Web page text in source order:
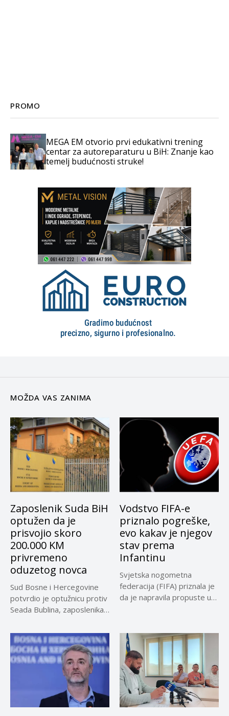
PROMO
MEGA EM otvorio prvi edukativni trening
centar za autoreparaturu u BiH: Znanje kao
temelj budućnosti struke!
MOŽDA VAS ZANIMA
Zaposlenik Suda BiH
optužen da je
prisvojio skoro
200.000 KM
privremeno
oduzetog novca
Sud Bosne i Hercegovine
potvrdio je optužnicu protiv
Seada Bublina, zaposlenika
Vodstvo FIFA-e
priznalo pogreške,
evo kakav je njegov
stav prema
Infantinu
Svjetska nogometna
federacija (FIFA) priznala je
da je napravila propuste u